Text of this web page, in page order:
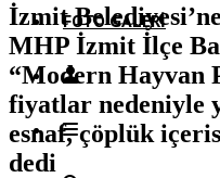
FOTO GALERI
İzmit
MHP İzmit İlçe
“Modern Hayvan
fiyatlar nedeniyle
esnaf, çöplük
dedi